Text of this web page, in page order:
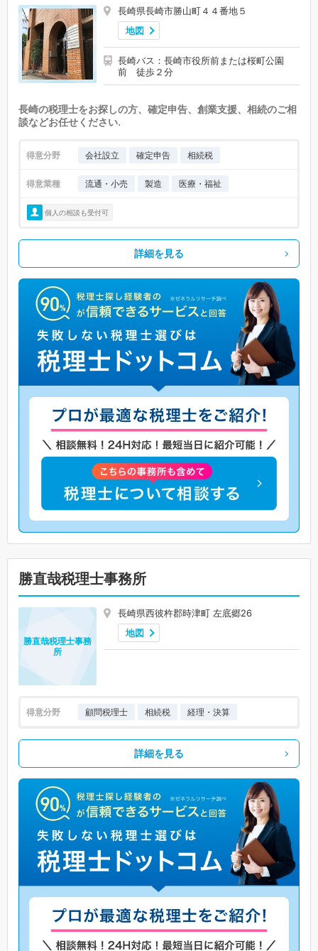
長崎県長崎市勝山町４４番地５
地図
長崎バス：長崎市役所前または桜町公園
前 徒歩２分
長崎の税理士をお探しの方、確定申告、創業支援、相続のご相
談などお任せください.
得意分野 会社設立 確定申告 相続税
得意業種 流通・小売 製造 医療・福祉
個人の相談も受付可
詳細を見る
勝直哉税理士事務所
長崎県西彼杵郡時津町 左底郷26
地図
勝直哉税理士事務
所
得意分野 顧問税理士 相続税 経理・決算
詳細を見る